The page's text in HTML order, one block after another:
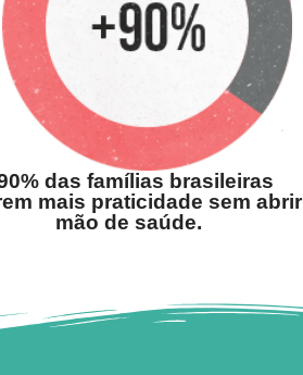
das famílias brasileiras
mais praticidade sem abrir
mão de saúde.